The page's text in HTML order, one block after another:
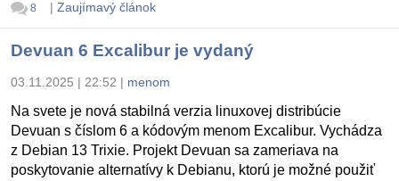
8 | Zaujímavý článok
Devuan 6 Excalibur je vydaný
03.11.2025 | 22:52 | menom
Na svete je nová stabilná verzia linuxovej distribúcie
Devuan s číslom 6 a kódovým menom Excalibur. Vychádza
z Debian 13 Trixie. Projekt Devuan sa zameriava na
poskytovanie alternatívy k Debianu, ktorú je možné použiť